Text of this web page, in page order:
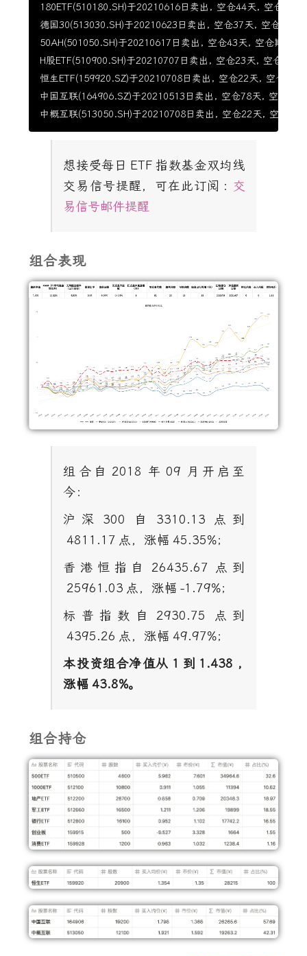
180ETF(510180.SH)于20210616日卖出, 空仓44天, 空仓期涨
德国30(513030.SH)于20210623日卖出, 空仓37天, 空仓期涨
50AH(501050.SH)于20210617日卖出, 空仓43天, 空仓期涨幅
H股ETF(510900.SH)于20210707日卖出, 空仓23天, 空仓期涨
恒生ETF(159920.SZ)于20210708日卖出, 空仓22天, 空仓期
中国互联(164906.SZ)于20210513日卖出, 空仓78天, 空仓期
想接受每日 ETF 指数基金双均线
交易信号提醒，可在此订阅 : 交
易信号邮件提醒
组合表现
组合自 2018 年 09 月开启至
今：
沪深
300 自 3310.13
点到
4811.17 点，涨幅 45.35%；
香港恒指自
26435.67 点到
25961.03 点，涨幅 -1.79%；
标普指数自
2930.75
点到
4395.26 点，涨幅 49.97%；
本投资组合净值从 1 到 1.438 ,
涨幅 43.8%。
组合持仓